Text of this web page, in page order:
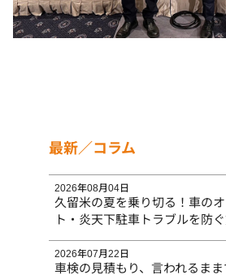
最新／コラム
久留米の夏を乗り切る！車の
ト・炎天下駐車トラブルを防
2026年08月04日
車検の見積もり、言われるま
2026年07月22日